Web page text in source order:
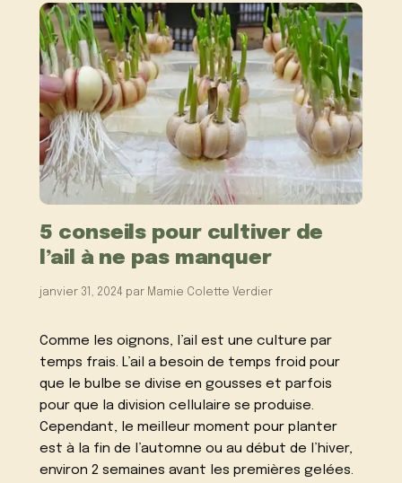
5 conseils pour cultiver de
l’ail à ne pas manquer
janvier 31, 2024 par Mamie Colette Verdier
Comme les oignons, l’ail est une culture par
temps frais. L’ail a besoin de temps froid pour
que le bulbe se divise en gousses et parfois
pour que la division cellulaire se produise.
Cependant, le meilleur moment pour planter
est à la fin de l’automne ou au début de l’hiver,
environ 2 semaines avant les premières gelées.